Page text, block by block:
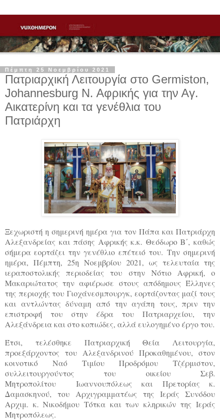
Πέμπτη 25 Νοεμβρίου 2021
Πατριαρχική Λειτουργία στο Germiston,
Johannesburg Ν. Αφρικής για την Αγ.
Αικατερίνη και τα γενέθλια του
Πατριάρχη
Ξεχωριστή η σημερινή ημέρα για τον Πάπα και Πατριάρχη
Αλεξανδρείας και πάσης Αφρικής κ.κ. Θεόδωρο Β΄, καθώς
σήμερα εορτάζει την γενέθλιο επέτειό του. Την σημερινή
ημέρα, Πέμπτη, 25η Νοεμβρίου 2021, ως τελευταία της
ιεραποστολικής περιοδείας του στην Νότιο Αφρική, ο
Μακαριώτατος την αφιέρωσε στους απόδημους Έλληνες
της περιοχής του Γιοχάνεσμπουργκ, εορτάζοντας μαζί τους
και αντλώντας δύναμη από την αγάπη τους, πριν την
επιστροφή του στην έδρα του Πατριαρχείου, την
Αλεξάνδρεια και στο κοπιώδες, αλλά ευλογημένο έργο του.
Έτσι, τελέσθηκε Πατριαρχική Θεία Λειτουργία,
προεξάρχοντος του Αλεξανδρινού Προκαθημένου, στον
κοινοτικό Ναό Τιμίου Προδρόμου Τζέρμιστον,
συλλειτουργούντος του οικείου Σεβ.
Μητροπολίτου Ιωαννουπόλεως και Πρετορίας κ.
Δαμασκηνού, του Αρχιγραμματέως της Ιεράς Συνόδου
Αρχιμ. κ. Νικοδήμου Τότκα και των κληρικών της Ιεράς
Μητροπόλεως.